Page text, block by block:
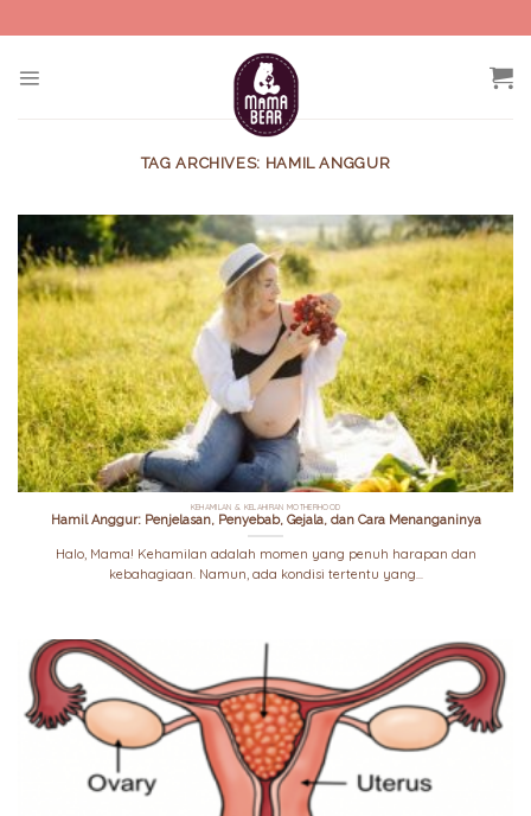
to
TAG ARCHIVES: HAMIL ANGGUR
KEHAMILAN & KELAHIRAN MOTHERHOOD
Hamil Anggur: Penjelasan, Penyebab, Gejala, dan Cara Menanganinya
Halo, Mama! Kehamilan adalah momen yang penuh harapan dan
kebahagiaan. Namun, ada kondisi tertentu yang...